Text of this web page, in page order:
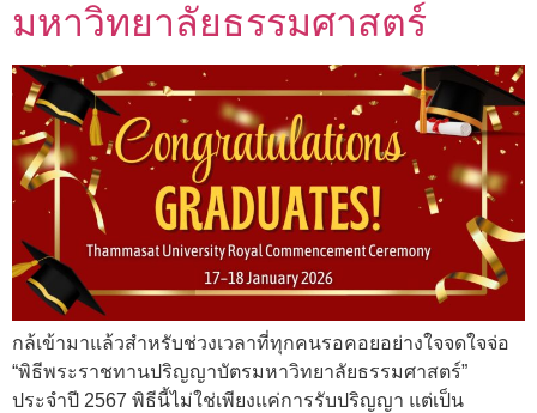
มหาวิทยาลัยธรรมศาสตร์
กล้เข้ามาแล้วสำหรับช่วงเวลาที่ทุกคนรอคอยอย่างใจจดใจจ่อ
“พิธีพระราชทานปริญญาบัตรมหาวิทยาลัยธรรมศาสตร์”
ประจำปี 2567 พิธีนี้ไม่ใช่เพียงแค่การรับปริญญา แต่เป็น